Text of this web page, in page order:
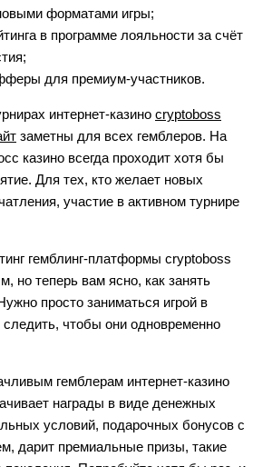
форматами игры;
в программе лояльности за счёт
для премиум-участников.
интернет-казино cryptoboss
заметны для всех гемблеров. На
казино всегда проходит хотя бы
Для тех, кто желает новых
участие в активном турнире
гемблинг-платформы cryptoboss
но теперь вам ясно, как занять
просто заниматься игрой в
чтобы они одновременно
гемблерам интернет-казино
награды в виде денежных
условий, подарочных бонусов с
дарит премиальные призы, такие